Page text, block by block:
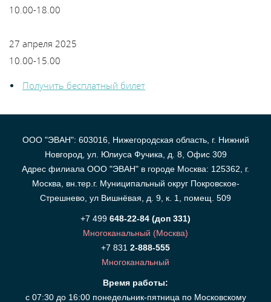
10.00-18.00
27 апреля 2025
10.00-15.00
Получить бесплатный билет
ООО "ЭВАН": 603016, Нижегородская область, г. Нижний
Новгород, ул. Юлиуса Фучика, д. 8, Офис 309
Адрес филиала ООО "ЭВАН" в городе Москва: 125362, г.
Москва, вн.тер.г. Муниципальный округ Покровское-
Стрешнево, ул Вишнёвая, д. 9, к. 1, помещ. 509
+7 499 648-22-84 (доп 331)
Многоканальный (Москва)
+7 831 2-888-555
Многоканальный
Время работы:
с 07:30 до 16:00 понедельник-пятница по Московскому